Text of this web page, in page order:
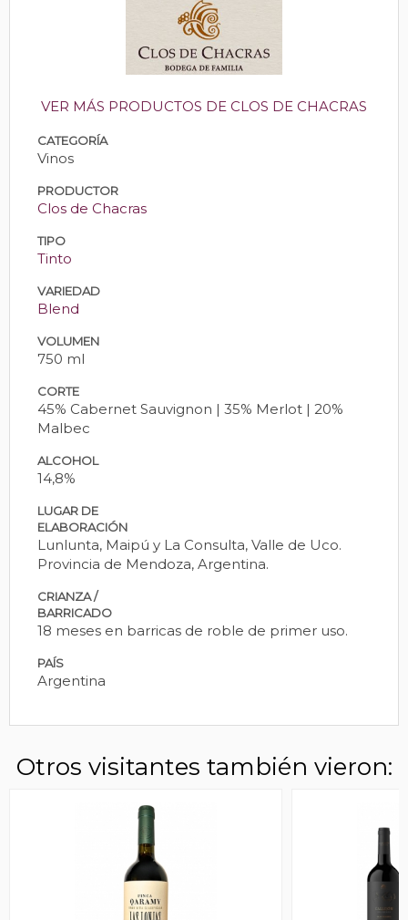
VER MÁS PRODUCTOS DE CLOS DE CHACRAS
CATEGORÍA
Vinos
PRODUCTOR
Clos de Chacras
TIPO
Tinto
VARIEDAD
Blend
VOLUMEN
750 ml
CORTE
45% Cabernet Sauvignon | 35% Merlot | 20%
Malbec
ALCOHOL
14,8%
LUGAR DE
ELABORACIÓN
Lunlunta, Maipú y La Consulta, Valle de Uco.
Provincia de Mendoza, Argentina.
CRIANZA /
BARRICADO
18 meses en barricas de roble de primer uso.
PAÍS
Argentina
Otros visitantes también vieron: